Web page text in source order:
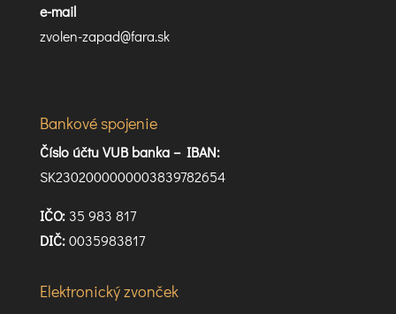
e-mail
zvolen-zapad@fara.sk
Bankové spojenie
Číslo účtu VUB banka – IBAN:
SK2302000000003839782654
IČO:35 983 817
DIČ:0035983817
Elektronický zvonček